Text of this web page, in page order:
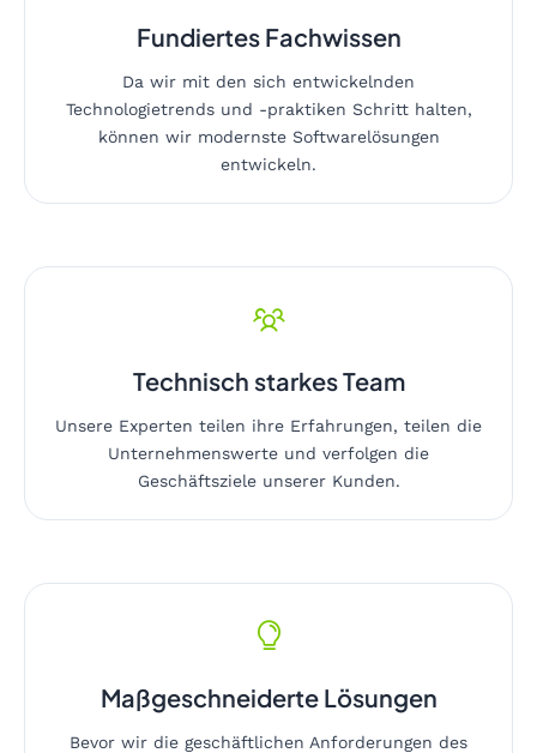
Fundiertes Fachwissen
Da wir mit den sich entwickelnden
Technologietrends und -praktiken Schritt halten,
können wir modernste Softwarelösungen
entwickeln.
Technisch starkes Team
Unsere Experten teilen ihre Erfahrungen, teilen die
Unternehmenswerte und verfolgen die
Geschäftsziele unserer Kunden.
Maßgeschneiderte Lösungen
Bevor wir die geschäftlichen Anforderungen des